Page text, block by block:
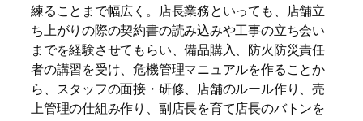
練ることまで幅広く。店長業務といっても、店舗立
ち上がりの際の契約書の読み込みや工事の立ち会い
までを経験させてもらい、備品購入、防火防災責任
者の講習を受け、危機管理マニュアルを作ることか
ら、スタッフの面接・研修、店舗のルール作り、売
上管理の仕組み作り、副店長を育て店長のバトンを